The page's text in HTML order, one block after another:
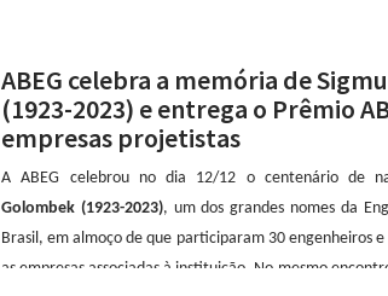
da MG&A Consultoria de Solos, e o secretário
Antonio Sergio Damasco Penna, da Damasco
Geotécnica. Os três nomes compõem a
Da Diretoria Executiva fazem parte Milton
diretor Administrativo, Eduardo José Portella da
Alarcon), diretor Operacional, Luiz Fernando
(Meirelles Carvalho), diretor Financeiro, e Jocélio
diretor “ad hoc” das regiões Centro-Oeste e Norte.
O Conselho Fiscal é composto por Efraim Zaclis
Nouh (Nouh Engenharia) e Ivan Grandis (IGR).
ABEG celebra a memória de
(1923-2023) e entrega o Prêmio
empresas projetistas
A ABEG celebrou no dia 12/12 o centenário de
Golombek (1923-2023), um dos grandes nomes da
Brasil, em almoço de que participaram 30 engenheiros
as empresas associadas à instituição. No mesmo